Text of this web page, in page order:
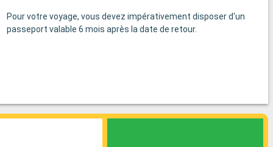
Pour votre voyage, vous devez impérativement disposer d'un
passeport valable 6 mois après la date de retour.